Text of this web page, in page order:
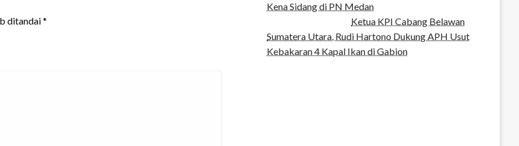
ditandai*
Kena Sidang di PN Medan
Ketua KPI Cabang Belawan
Sumatera Utara, Rudi Hartono Dukung APH Usut
Kebakaran 4 Kapal Ikan di Gabion